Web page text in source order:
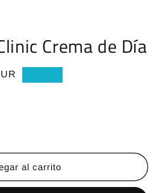
Crema de Día
al carrito